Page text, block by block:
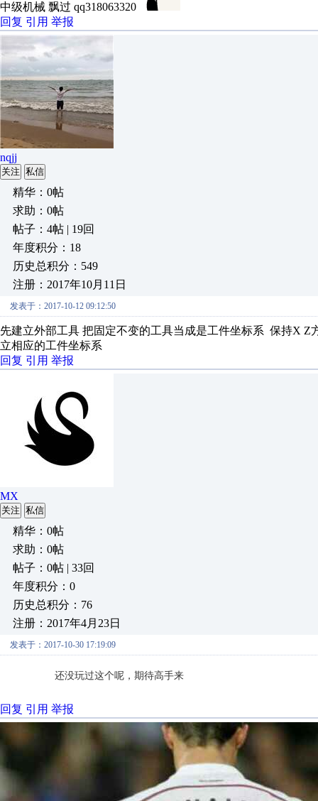
中级机械 飘过 qq318063320
回复 引用 举报
nqjj
关注 私信
精华：0帖
求助：0帖
帖子：4帖 | 19回
年度积分：18
历史总积分：549
注册：2017年10月11日
发表于：2017-10-12 09:12:50
先建立外部工具 把固定不变的工具当成是工件坐标系 保持X
立相应的工件坐标系
回复 引用 举报
MX
关注 私信
精华：0帖
求助：0帖
帖子：0帖 | 33回
年度积分：0
历史总积分：76
注册：2017年4月23日
发表于：2017-10-30 17:19:09
还没玩过这个呢，期待高手来
回复 引用 举报